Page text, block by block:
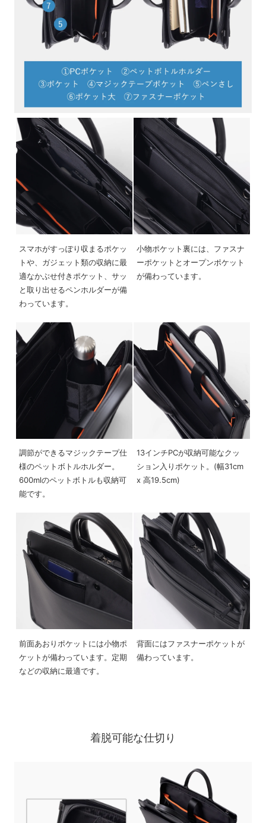
スマホがすっぽり収まるポケッ
トや、ガジェット類の収納に最
適なかぶせ付きポケット、サッ
と取り出せるペンホルダーが備
わっています。
小物ポケット裏には、ファスナ
ーポケットとオープンポケット
が備わっています。
調節ができるマジックテープ仕
様のペットボトルホルダー。
600mlのペットボトルも収納可
能です。
13インチPCが収納可能なクッ
ション入りポケット。(幅31cm
x 高19.5cm)
前面あおりポケットには小物ポ
ケットが備わっています。定期
などの収納に最適です。
背面にはファスナーポケットが
備わっています。
着脱可能な仕切り